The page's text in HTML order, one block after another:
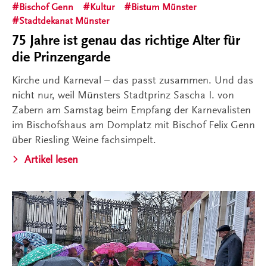
Bischof Genn
Kultur
Bistum Münster
Stadtdekanat Münster
75 Jahre ist genau das richtige Alter für
die Prinzengarde
Kirche und Karneval – das passt zusammen. Und das
nicht nur, weil Münsters Stadtprinz Sascha I. von
Zabern am Samstag beim Empfang der Karnevalisten
im Bischofshaus am Domplatz mit Bischof Felix Genn
über Riesling Weine fachsimpelt.
Artikel lesen